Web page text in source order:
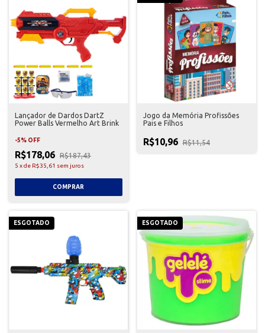
Lançador de Dardos DartZ
Power Balls Vermelho Art Brink
-5% OFF
R$178,06 R$187,43
5 xde R$35,61 sem juros
Jogo da Memória Profissões
Pais e Filhos
R$10,96 R$11,54
ESGOTADO ESGOTADO